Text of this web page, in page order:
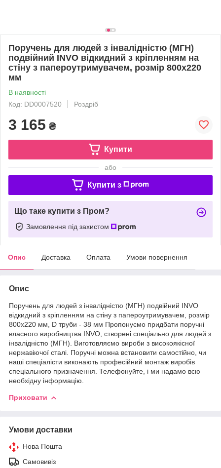
Поручень для людей з інвалідністю (МГН)
подвійний INVO відкидний з кріпленням на
стіну з папероутримувачем, розмір 800х220
мм
В наявності
Код: DD0007520
Роздріб
3 165 ₴
Купити
або
Купити з
Що таке купити з Пром?
Замовлення під захистом
Опис Доставка Оплата Умови повернення
Опис
Поручень для людей з інвалідністю (МГН) подвійний INVO
відкидний з кріпленням на стіну з папероутримувачем, розмір
800х220 мм, D труби - 38 мм Пропонуємо придбати поручні
власного виробництва INVO, створені спеціально для людей з
інвалідністю (МГН). Виготовляємо вироби з високоякісної
нержавіючої сталі. Поручні можна встановити самостійно, чи
наші спеціалісти виконають професійний монтаж виробів
спеціального призначення. Телефонуйте, і ми надамо всю
необхідну інформацію.
Приховати
Умови доставки
Нова Пошта
Самовивіз